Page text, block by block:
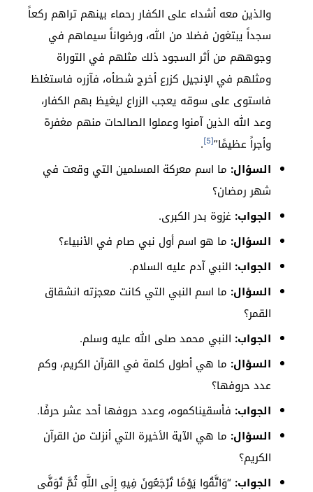
والذين معه أشداء على الكفار رحماء بينهم تراهم ركعاً
سجداً يبتغون فضلا من الله، ورضواناً سيماهم في
وجوههم من أثر السجود ذلك مثلهم في التوراة
ومثلهم في الإنجيل كزرع أخرج شطأه، فآزره فاستغلظ
فاستوى على سوقه يعجب الزراع ليغيظ بهم الكفار،
وعد الله الذين آمنوا وعملوا الصالحات منهم مغفرة
وأجراً عظيمًا”[5]
.
السؤال: ما اسم معركة المسلمين التي وقعت في
شهر رمضان؟
الجواب: غزوة بدر الكبرى.
السؤال: ما هو اسم أول نبي صام في الأنبياء؟
الجواب: النبي آدم عليه السلام.
السؤال: ما اسم النبي التي كانت معجزته انشقاق
القمر؟
الجواب: النبي محمد صلى الله عليه وسلم.
السؤال: ما هي أطول كلمة في القرآن الكريم، وكم
عدد حروفها؟
الجواب: فأسقيناكموه، وعدد حروفها أحد عشر حرفًا.
السؤال: ما هي الآية الأخيرة التي أنزلت من القرآن
الكريم؟
الجواب: “وَاتَّقُوا يَوْمًا تُرْجَعُونَ فِيهِ إِلَى اللَّهِ ثُمَّ تُوَفَّى